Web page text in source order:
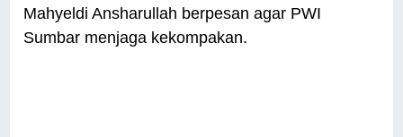
Mahyeldi Ansharullah berpesan agar PWI
Sumbar menjaga kekompakan.